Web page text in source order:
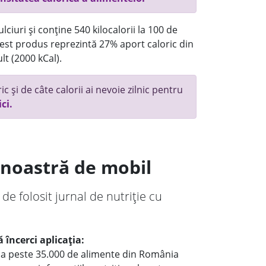
și conține 540 kilocalorii la 100 de
produs reprezintă 27% aport caloric din
(2000 kCal).
și de câte calorii ai nevoie zilnic pentru
de mobil
de folosit jurnal de nutriție cu
încerci aplicația:
peste 35.000 de alimente din România